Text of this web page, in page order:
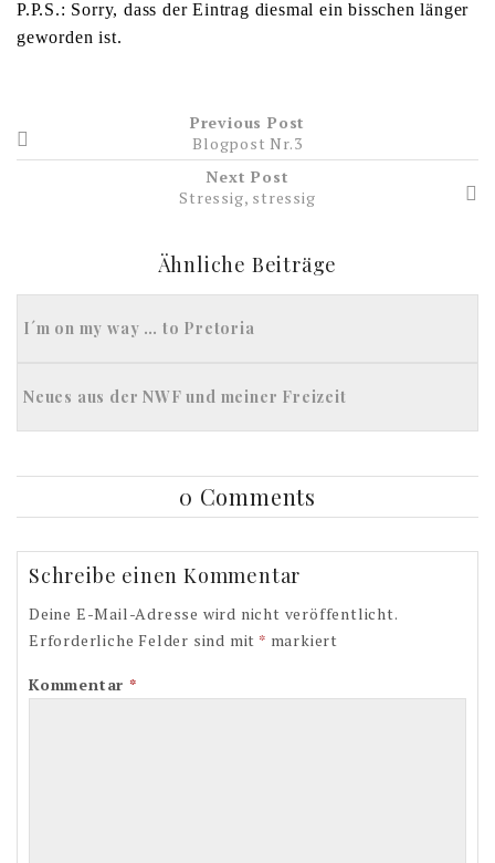
P.P.S.: Sorry, dass der Eintrag diesmal ein bisschen länger
geworden ist.
Previous Post
Blogpost Nr.3
Next Post
Stressig, stressig
Ähnliche Beiträge
I´m on my way … to Pretoria
Neues aus der NWF und meiner Freizeit
0 Comments
Schreibe einen Kommentar
Deine E-Mail-Adresse wird nicht veröffentlicht.
Erforderliche Felder sind mit * markiert
Kommentar*